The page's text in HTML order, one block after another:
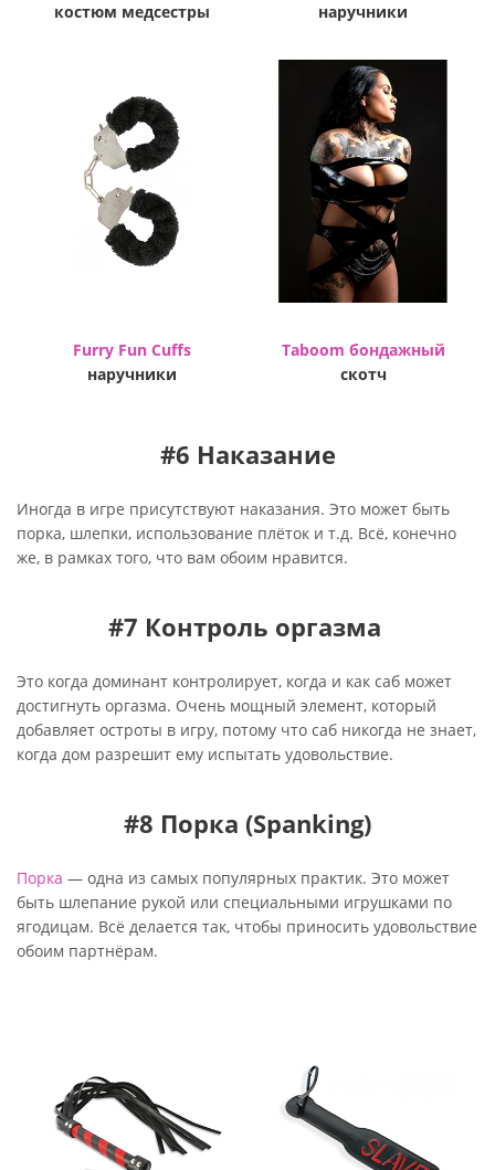
костюм медсестры
наручники
Furry Fun Cuffs
наручники
Taboom бондажный
скотч
#6 Наказание
Иногда в игре присутствуют наказания. Это может быть
порка, шлепки, использование плёток и т.д. Всё, конечно
же, в рамках того, что вам обоим нравится.
#7 Контроль оргазма
Это когда доминант контролирует, когда и как саб может
достигнуть оргазма. Очень мощный элемент, который
добавляет остроты в игру, потому что саб никогда не знает,
когда дом разрешит ему испытать удовольствие.
#8 Порка (Spanking)
Порка — одна из самых популярных практик. Это может
быть шлепание рукой или специальными игрушками по
ягодицам. Всё делается так, чтобы приносить удовольствие
обоим партнёрам.